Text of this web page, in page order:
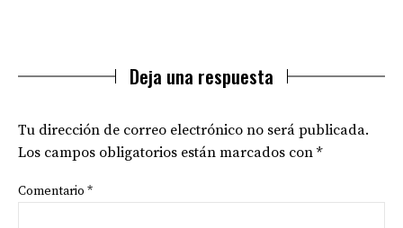
Deja una respuesta
Tu dirección de correo electrónico no será publicada.
Los campos obligatorios están marcados con *
Comentario *